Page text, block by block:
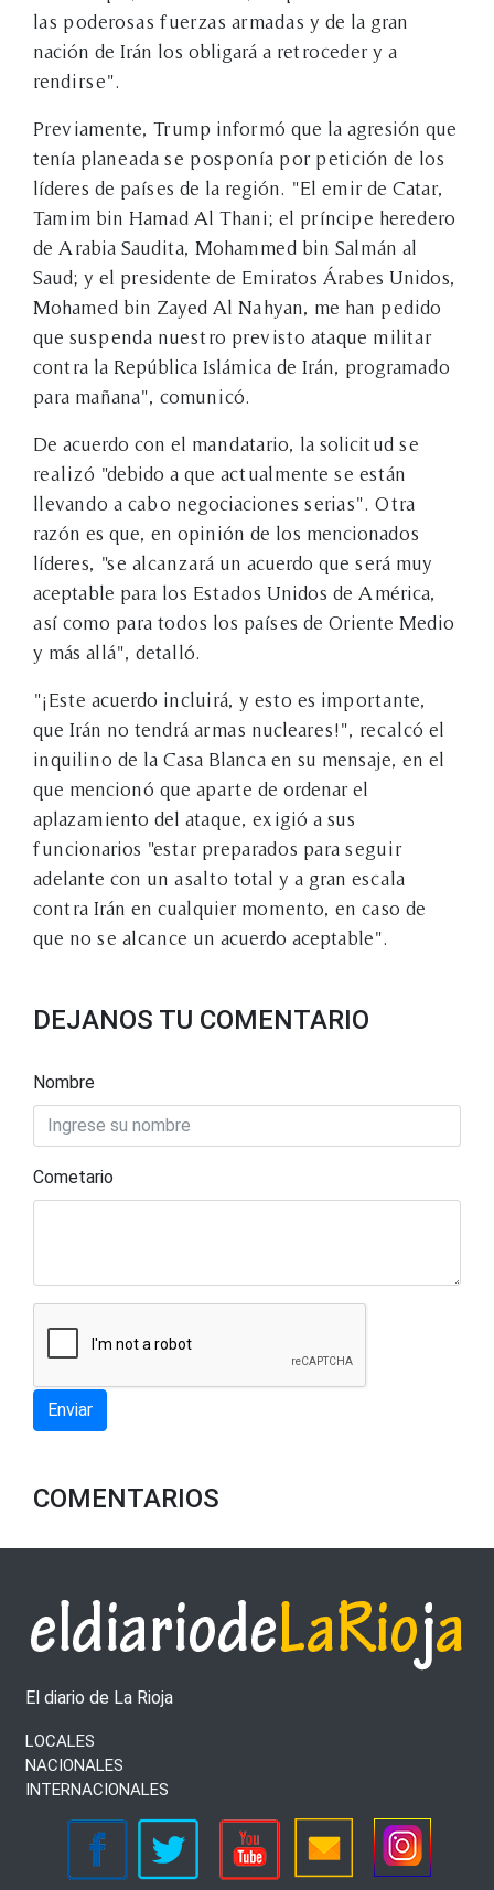
las poderosas fuerzas armadas y de la gran
nación de Irán los obligará a retroceder y a
rendirse".
Previamente, Trump informó que la agresión que
tenía planeada se posponía por petición de los
líderes de países de la región. "El emir de Catar,
Tamim bin Hamad Al Thani; el príncipe heredero
de Arabia Saudita, Mohammed bin Salmán al
Saud; y el presidente de Emiratos Árabes Unidos,
Mohamed bin Zayed Al Nahyan, me han pedido
que suspenda nuestro previsto ataque militar
contra la República Islámica de Irán, programado
para mañana", comunicó.
De acuerdo con el mandatario, la solicitud se
realizó "debido a que actualmente se están
llevando a cabo negociaciones serias". Otra
razón es que, en opinión de los mencionados
líderes, "se alcanzará un acuerdo que será muy
aceptable para los Estados Unidos de América,
así como para todos los países de Oriente Medio
y más allá", detalló.
"¡Este acuerdo incluirá, y esto es importante,
que Irán no tendrá armas nucleares!", recalcó el
inquilino de la Casa Blanca en su mensaje, en el
que mencionó que aparte de ordenar el
aplazamiento del ataque, exigió a sus
funcionarios "estar preparados para seguir
adelante con un asalto total y a gran escala
contra Irán en cualquier momento, en caso de
que no se alcance un acuerdo aceptable".
DEJANOS TU COMENTARIO
Nombre
Cometario
Enviar
COMENTARIOS
El diario de La Rioja
LOCALES
NACIONALES
INTERNACIONALES